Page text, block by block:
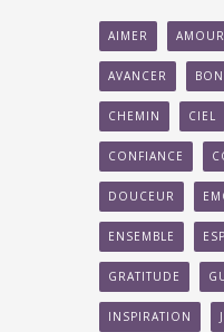
AIMER AMOUR
AVANCER
CHEMIN CIEL
CONFIANCE
DOUCEUR
ENSEMBLE
GRATITUDE
INSPIRATION